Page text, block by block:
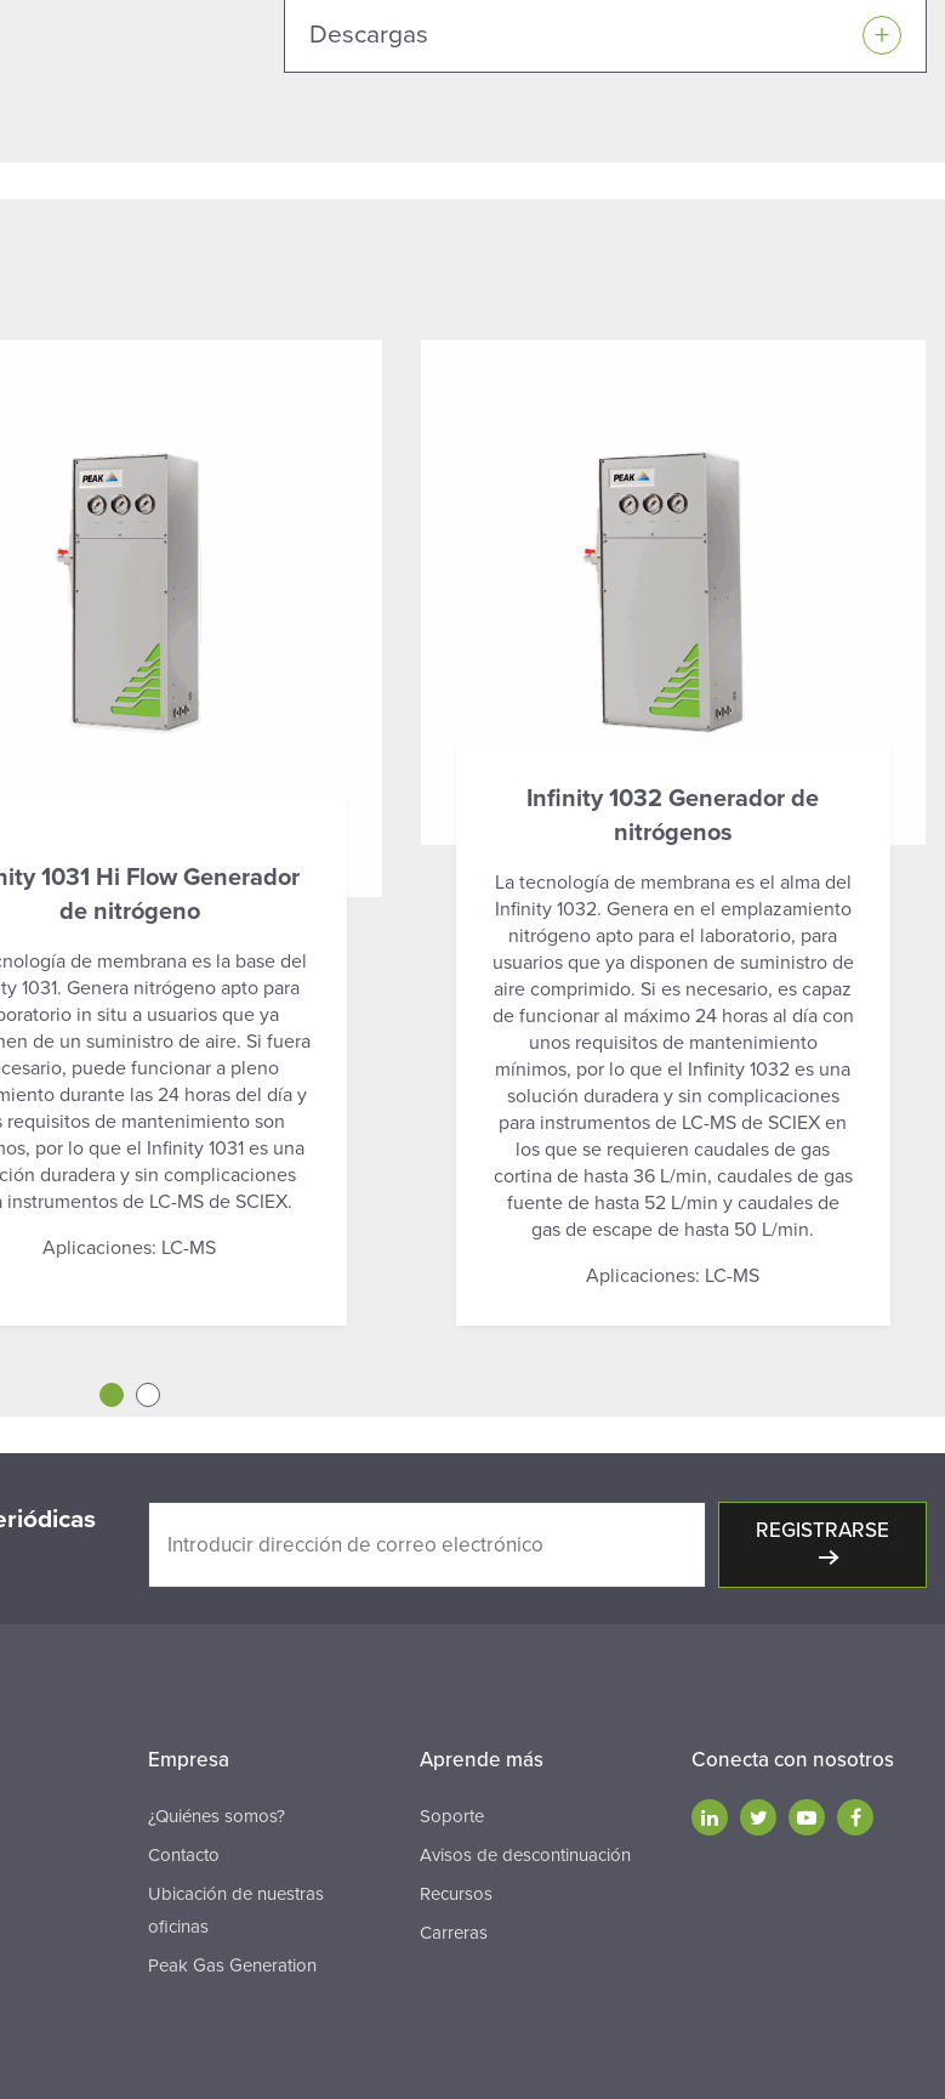
Descargas
1031 Hi Flow Generador
de nitrógeno
de membrana es la base del
1031. Genera nitrógeno apto para
in situ a usuarios que ya
de un suministro de aire. Si fuera
puede funcionar a pleno
durante las 24 horas del día y
requisitos de mantenimiento son
por lo que el Infinity 1031 es una
duradera y sin complicaciones
instrumentos de LC-MS de SCIEX.
Aplicaciones: LC-MS
Infinity 1032 Generador de
nitrógenos
La tecnología de membrana es el alma del
Infinity 1032. Genera en el emplazamiento
nitrógeno apto para el laboratorio, para
usuarios que ya disponen de suministro de
aire comprimido. Si es necesario, es capaz
de funcionar al máximo 24 horas al día con
unos requisitos de mantenimiento
mínimos, por lo que el Infinity 1032 es una
solución duradera y sin complicaciones
para instrumentos de LC-MS de SCIEX en
los que se requieren caudales de gas
cortina de hasta 36 L/min, caudales de gas
fuente de hasta 52 L/min y caudales de
gas de escape de hasta 50 L/min.
Aplicaciones: LC-MS
REGISTRARSE
Empresa
¿Quiénes somos?
Contacto
Ubicación de nuestras
oficinas
Peak Gas Generation
Aprende más
Soporte
Avisos de descontinuación
Recursos
Carreras
Conecta con nosotros